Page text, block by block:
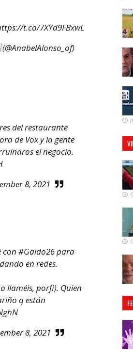
t.co/7XYd9FBxwL
del restaurante
de Vox y la gente
el negocio.
8, 2021
con #Galdo26para
en redes.
llaméis, porfi). Quien
q están
8, 2021